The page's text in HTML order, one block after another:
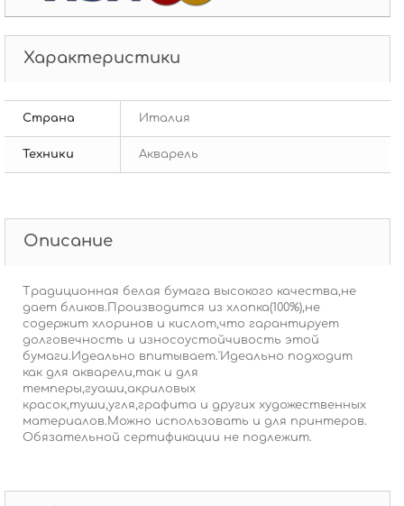
Характеристики
Страна Италия
Техники Акварель
Описание
Традиционная белая бумага высокого качества,не
дает бликов.Производится из хлопка(100%),не
содержит хлоринов и кислот,что гарантирует
долговечность и износоустойчивость этой
бумаги.Идеально впитывает.'Идеально подходит
как для акварели,так и для
темперы,гуаши,акриловых
красок,туши,угля,графита и других художественных
материалов.Можно использовать и для принтеров.
Обязательной сертификации не подлежит.